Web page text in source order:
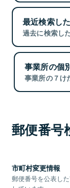
最近検索し
過去に検索し
事業所の個
事業所の７け
郵便番号
市町村変更情報
郵便番号を公表し